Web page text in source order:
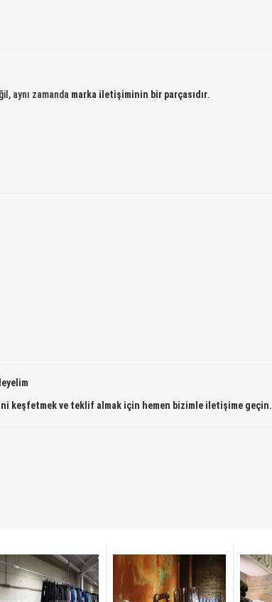
aynı zamanda marka iletişiminin bir parçasıdır.
keşfetmek ve teklif almak için hemen bizimle iletişime geçin.